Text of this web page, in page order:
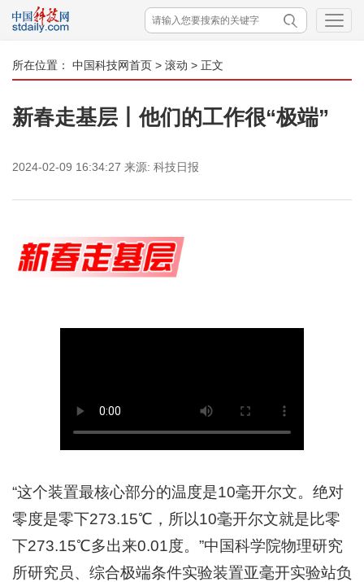
所在位置： 中国科技网首页 > 滚动 > 正文
新春走基层丨他们的工作很“极端”
2024-02-09 16:34:27 来源: 科技日报
“这个装置最核心部分的温度是10毫开尔文。绝对
零度是零下273.15℃，所以10毫开尔文就是比零
下273.15℃多出来0.01度。”中国科学院物理研究
所研究员、综合极端条件实验装置亚毫开实验站负